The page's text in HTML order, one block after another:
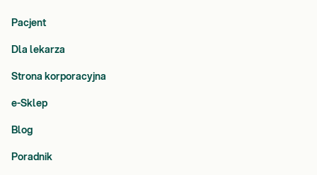
Pacjent
Dla lekarza
Strona korporacyjna
e-Sklep
Blog
Poradnik